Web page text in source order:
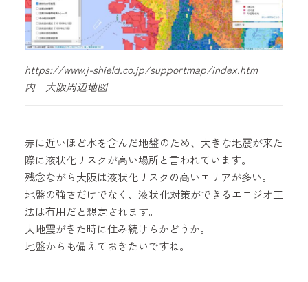
https://www.j-shield.co.jp/supportmap/index.htm
内 大阪周辺地図
赤に近いほど水を含んだ地盤のため、大きな地震が来た
際に液状化リスクが高い場所と言われています。
残念ながら大阪は液状化リスクの高いエリアが多い。
地盤の強さだけでなく、液状化対策ができるエコジオ工
法は有用だと想定されます。
大地震がきた時に住み続けらかどうか。
地盤からも備えておきたいですね。